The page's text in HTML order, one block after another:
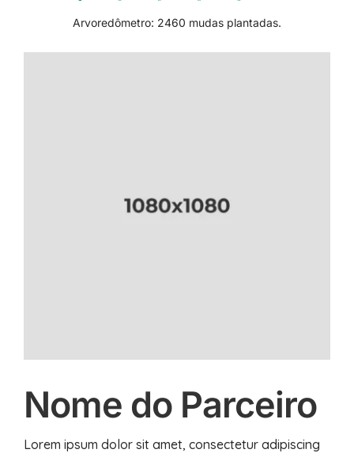
Arvoredômetro: 2460 mudas plantadas.
Nome do Parceiro
Lorem ipsum dolor sit amet, consectetur adipiscing